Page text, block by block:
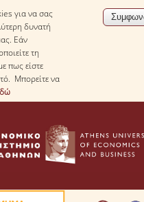
για να σας
δυνατή
Εάν
τη
πως είστε
Μπορείτε να